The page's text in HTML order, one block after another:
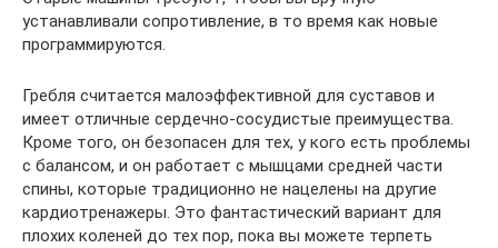
устанавливали сопротивление, в то время как новые
программируются.
Гребля считается малоэффективной для суставов и
имеет отличные сердечно-сосудистые преимущества.
Кроме того, он безопасен для тех, у кого есть проблемы
с балансом, и он работает с мышцами средней части
спины, которые традиционно не нацелены на другие
кардиотренажеры. Это фантастический вариант для
плохих коленей до тех пор, пока вы можете терпеть